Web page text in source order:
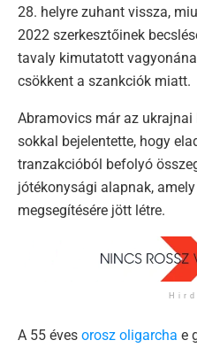
28. helyre zuhant vissza,
2022 szerkesztőinek
tavaly kimutatott
csökkent a szankciók miatt.
Abramovics már az
sokkal bejelentette, hogy
tranzakcióból befolyó
jótékonysági alapnak,
megsegítésére jött létre.
A 55 éves orosz oligarcha e